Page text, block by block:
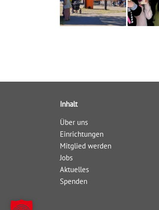
Inhalt
Über uns
Einrichtungen
Mitglied werden
Jobs
Aktuelles
Spenden